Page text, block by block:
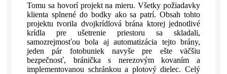
Tomu sa hovorí projekt na mieru. Všetky požiadavky
klienta splnené do bodky ako sa patrí. Obsah tohto
projektu tvorila dvojkrídlová brána ktorej jednotlivé
krídla pre ušetrenie priestoru sa skladali,
samozrejmosťou bola aj automatizácia tejto brány,
jeden pár fotobuniek navyše pre ešte väčšiu
bezpečnosť, bránička s nerezovým kovaním a
implementovanou schránkou a plotový dielec. Celý